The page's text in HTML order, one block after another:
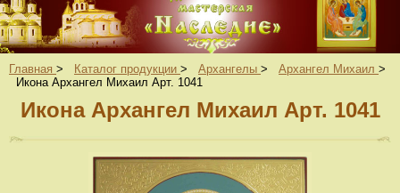
Главная > Каталог продукции > Архангелы > Архангел Михаил >
Икона Архангел Михаил Арт. 1041
Икона Архангел Михаил Арт. 1041